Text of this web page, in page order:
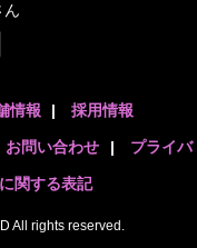
ん
情報 | 採用情報
お問い合わせ | プライバ
関する表記
All rights reserved.